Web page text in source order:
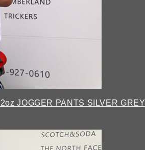
JOGGER PANTS SILVER GREY